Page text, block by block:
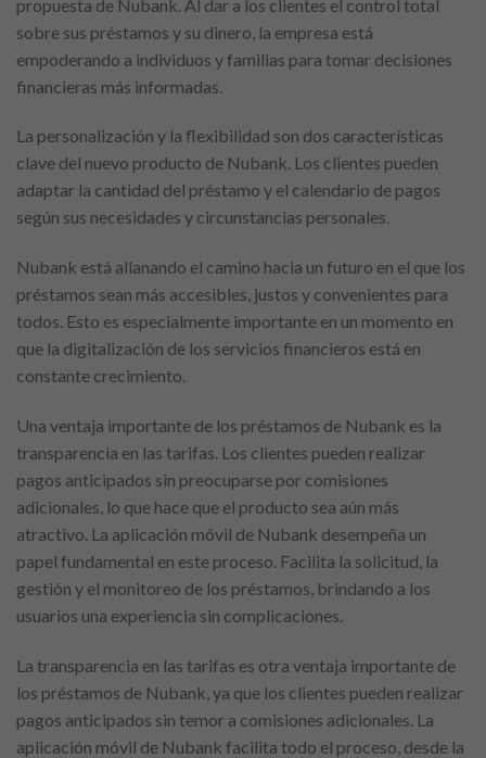
propuesta de Nubank. Al dar a los clientes el control total
sobre sus préstamos y su dinero, la empresa está
empoderando a individuos y familias para tomar decisiones
financieras más informadas.
La personalización y la flexibilidad son dos características
clave del nuevo producto de Nubank. Los clientes pueden
adaptar la cantidad del préstamo y el calendario de pagos
según sus necesidades y circunstancias personales.
Nubank está allanando el camino hacia un futuro en el que los
préstamos sean más accesibles, justos y convenientes para
todos. Esto es especialmente importante en un momento en
que la digitalización de los servicios financieros está en
constante crecimiento.
Una ventaja importante de los préstamos de Nubank es la
transparencia en las tarifas. Los clientes pueden realizar
pagos anticipados sin preocuparse por comisiones
adicionales, lo que hace que el producto sea aún más
atractivo. La aplicación móvil de Nubank desempeña un
papel fundamental en este proceso. Facilita la solicitud, la
gestión y el monitoreo de los préstamos, brindando a los
usuarios una experiencia sin complicaciones.
La transparencia en las tarifas es otra ventaja importante de
los préstamos de Nubank, ya que los clientes pueden realizar
pagos anticipados sin temor a comisiones adicionales. La
aplicación móvil de Nubank facilita todo el proceso, desde la